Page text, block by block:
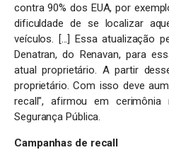
contra 90% dos EUA, por
dificuldade de se localizar
veículos. [...] Essa atualização
Denatran, do Renavan, para
atual proprietário. A partir
proprietário. Com isso deve
recall", afirmou em
Segurança Pública.
Campanhas de recall